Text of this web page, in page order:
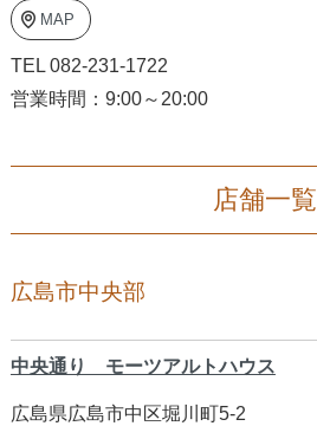
MAP
TEL 082-231-1722
営業時間：9:00～20:00
店舗一覧
広島市中央部
中央通り モーツアルトハウス
広島県広島市中区堀川町5-2